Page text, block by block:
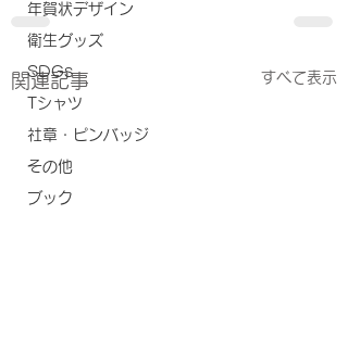
年賀状デザイン
衛生グッズ
SDGs
Tシャツ
社章・ピンバッジ
その他
ブック
関連記事 すべて表示